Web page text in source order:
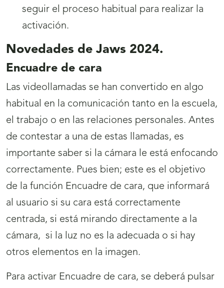
seguir el proceso habitual para realizar la
activación.
Novedades de Jaws 2024.
Encuadre de cara
Las videollamadas se han convertido en algo
habitual en la comunicación tanto en la escuela,
el trabajo o en las relaciones personales. Antes
de contestar a una de estas llamadas, es
importante saber si la cámara le está enfocando
correctamente. Pues bien; este es el objetivo
de la función Encuadre de cara, que informará
al usuario si su cara está correctamente
centrada, si está mirando directamente a la
cámara, si la luz no es la adecuada o si hay
otros elementos en la imagen.
Para activar Encuadre de cara, se deberá pulsar